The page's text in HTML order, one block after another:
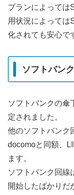
プランによっては
用状況によっては
化されても安心で
ソフトバン
ソフトバンクの傘
定されました。
他のソフトバンク
docomoと同額、
ます。
ソフトバンク回線
開始したばかりだ